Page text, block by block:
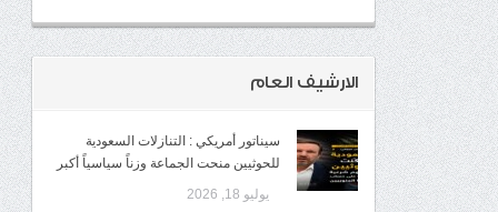
الارشيف العام
سيناتور أمريكي : التنازلات السعودية
للحوثيين منحت الجماعة وزناً سياسياً أكبر
يوليو 18, 2026